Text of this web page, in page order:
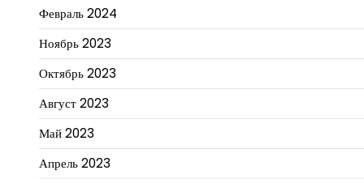
Февраль 2024
Ноябрь 2023
Октябрь 2023
Август 2023
Май 2023
Апрель 2023